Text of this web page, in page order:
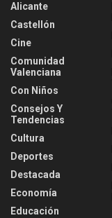
Alicante
Castellón
Cine
Comunidad
Valenciana
Con Niños
Consejos Y
Tendencias
Cultura
Deportes
Destacada
Economía
Educación